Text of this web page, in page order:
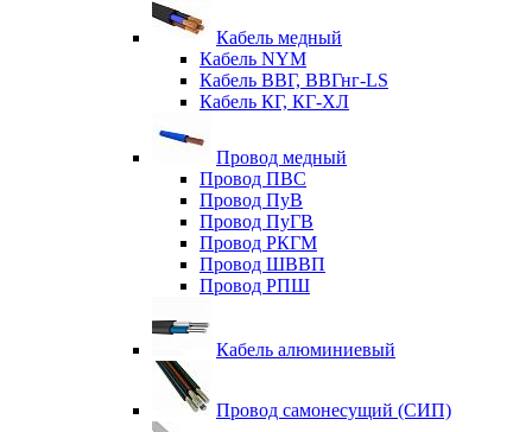
Кабель медный
Кабель NYM
Кабель ВВГ, ВВГнг-LS
Кабель КГ, КГ-ХЛ
Провод медный
Провод ПВС
Провод ПуВ
Провод ПуГВ
Провод РКГМ
Провод ШВВП
Провод РПШ
Кабель алюминиевый
Провод самонесущий (СИП)